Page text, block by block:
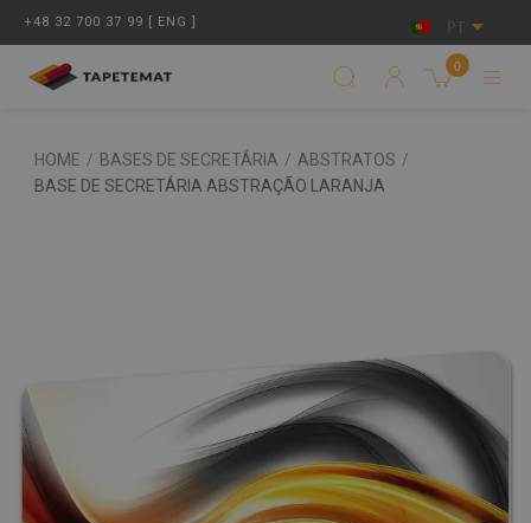
+48 32 700 37 99 [ ENG ] PT
0
HOME / BASES DE SECRETÁRIA / ABSTRATOS /
BASE DE SECRETÁRIA ABSTRAÇÃO LARANJA